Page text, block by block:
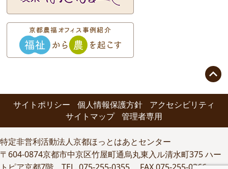

サイトポリシー 個人情報保護方針
アクセシビリティ
サイトマップ
管理者専用
特定非営利活動法人京都ほっとはあとセンター
〒604-0874京都市中京区竹屋町通烏丸東入ル清水町375 ハー